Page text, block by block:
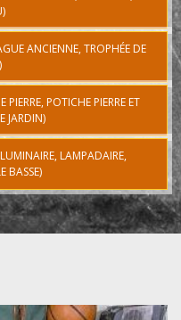
ANCIENNE, TROPHÉE DE
POTICHE PIERRE ET
JARDIN)
LAMPADAIRE,
BASSE)